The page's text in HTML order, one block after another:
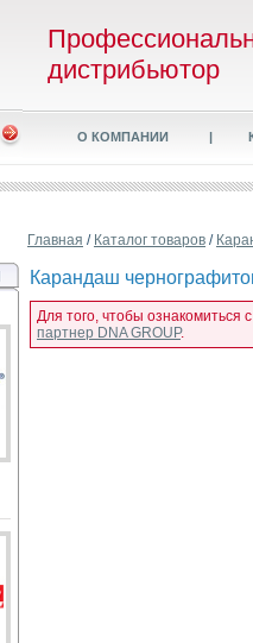
дистрибьютор
О КОМПАНИИ |
Главная / Каталог товаров /
Карандаш
Для того, чтобы
партнер DNA GROUP.